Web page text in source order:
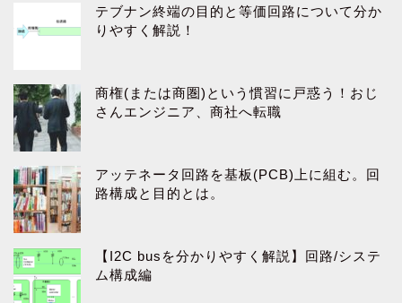
テブナン終端の目的と等価回路について分か
りやすく解説！
商権(または商圏)という慣習に戸惑う！おじ
さんエンジニア、商社へ転職
アッテネータ回路を基板(PCB)上に組む。回
路構成と目的とは。
【I2C busを分かりやすく解説】回路/システ
ム構成編